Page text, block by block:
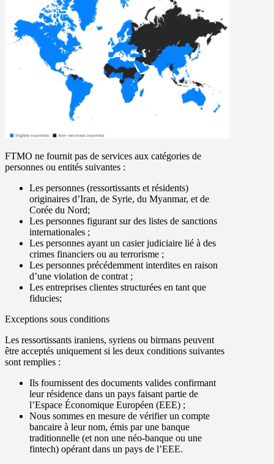
FTMO ne fournit pas de services aux catégories de
personnes ou entités suivantes :
Les personnes (ressortissants et résidents)
originaires d’Iran, de Syrie, du Myanmar, et de
Corée du Nord;
Les personnes figurant sur des listes de sanctions
internationales ;
Les personnes ayant un casier judiciaire lié à des
crimes financiers ou au terrorisme ;
Les personnes précédemment interdites en raison
d’une violation de contrat ;
Les entreprises clientes structurées en tant que
fiducies;
Exceptions sous conditions
Les ressortissants iraniens, syriens ou birmans peuvent
être acceptés uniquement si les deux conditions suivantes
sont remplies :
Ils fournissent des documents valides confirmant
leurrésidence dans un pays faisant partie de
l’Espace Économique Européen (EEE) ;
Nous sommes en mesure de vérifier un compte
bancaire à leur nom, émis par une banque
traditionnelle (et non une néo-banque ou une
fintech) opérant dans un pays de l’EEE.